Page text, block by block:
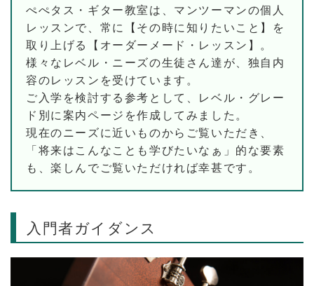
ぺぺタス・ギター教室は、マンツーマンの個人
レッスンで、常に【その時に知りたいこと】を
取り上げる【オーダーメード・レッスン】。
様々なレベル・ニーズの生徒さん達が、独自内
容のレッスンを受けています。
ご入学を検討する参考として、レベル・グレー
ド別に案内ページを作成してみました。
現在のニーズに近いものからご覧いただき、
「将来はこんなことも学びたいなぁ」的な要素
も、楽しんでご覧いただければ幸甚です。
入門者ガイダンス